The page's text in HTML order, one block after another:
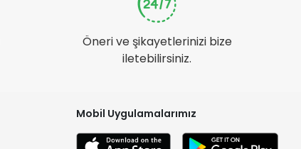
Öneri ve şikayetlerinizi bize
iletebilirsiniz.
Mobil Uygulamalarımız